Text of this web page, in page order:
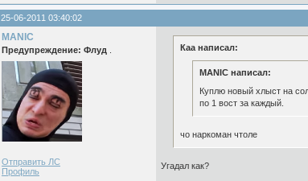
25-06-2011 03:40:02
MANIC
Предупреждение: Флуд
Отправить ЛС
Профиль
Каа написал:
MANIC написал:
Куплю новый хлыст на
по 1 вост за каждый.
чо наркоман чтоле
Угадал как?